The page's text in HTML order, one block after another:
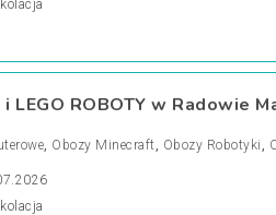
i LEGO ROBOTY w Radowie
, Obozy Minecraft, Obozy Robotyki ,